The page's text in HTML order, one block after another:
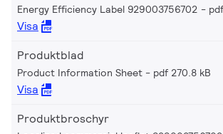
Energy Efficiency Label 929003756702
Visa
Produktblad
Product Information Sheet pdf 270.8 kB
Visa
Produktbroschyr